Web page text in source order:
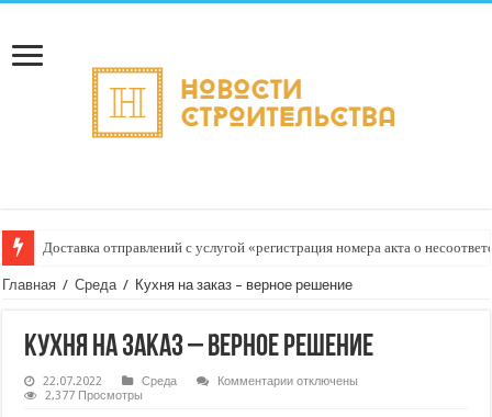
Доставка отправлений с услугой «регистрация номера акта о
Главная / Среда / Кухня на заказ – верное решение
Кухня на заказ – верное решение
22.07.2022 Среда Комментариикотключены
2,377 Просмотры